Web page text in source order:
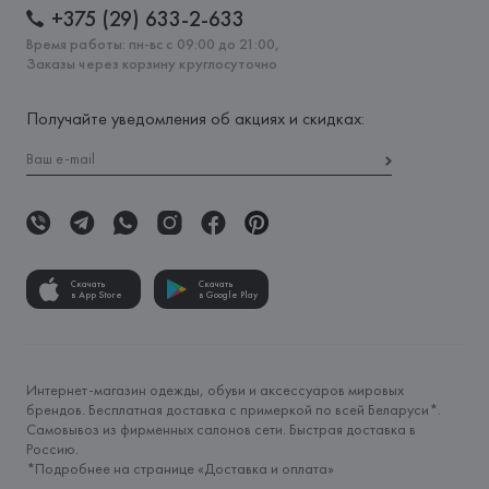
+375 (29) 633-2-633
Время работы: пн-вс с 09:00 до 21:00,
Заказы через корзину круглосуточно
Получайте уведомления об акциях и скидках:
Скачать
в App Store
Скачать
в Google Play
Интернет-магазин одежды, обуви и аксессуаров мировых
брендов. Бесплатная доставка с примеркой по всей Беларуси*.
Самовывоз из фирменных салонов сети. Быстрая доставка в
Россию.
*Подробнее на странице «Доставка и оплата»